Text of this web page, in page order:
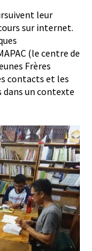
leur
sur internet.
(le centre de
Frères
contacts et les
un contexte